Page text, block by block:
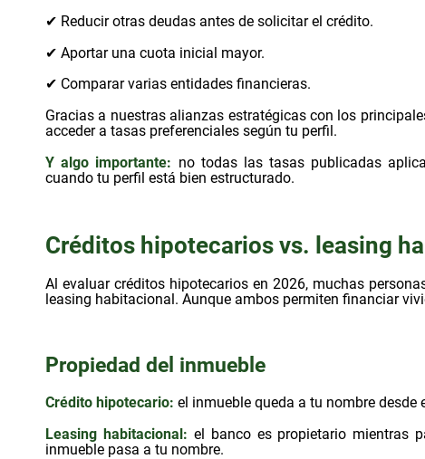
✔ Reducir otras deudas antes de solicitar el crédito.
✔ Aportar una cuota inicial mayor.
✔ Comparar varias entidades financieras.
Gracias a nuestras alianzas estratégicas con los
acceder a tasas preferenciales según tu perfil.
Y algo importante: no todas las tasas publicadas
cuando tu perfil está bien estructurado.
Créditos hipotecarios vs. leasing
Al evaluar créditos hipotecarios en 2026, muchas
leasing habitacional. Aunque ambos permiten financiar
Propiedad del inmueble
Crédito hipotecario: el inmueble queda a tu nombre
Leasing habitacional: el banco es propietario mientras
inmueble pasa a tu nombre.